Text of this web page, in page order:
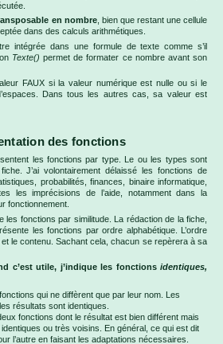
en nombre, bien que restant une cellule
dans des calculs arithmétiques.
intégrée dans une formule de texte comme s’il
Texte()permet de formater ce nombre avant son
FAUX si la valeur numérique est nulle ou si le
Dans tous les autres cas, sa valeur est
des fonctions
les fonctions par type. Le ou les types sont
J’ai volontairement délaissé les fonctions de
probabilités, finances, binaire informatique,
les imprécisions de l’aide, notamment dans la
fonctionnement.
les fonctions par similitude. La rédaction de la fiche,
les fonctions par ordre alphabétique. L’ordre
le contenu. Sachant cela, chacun se repèrera à sa
c’est utile, j’indique les fonctions identiques,
qui ne diffèrent que par leur nom. Les
résultats sont identiques.
fonctions dont le résultat est bien différent mais
ou très voisins. En général, ce qui est dit
l’autre en faisant les adaptations nécessaires.